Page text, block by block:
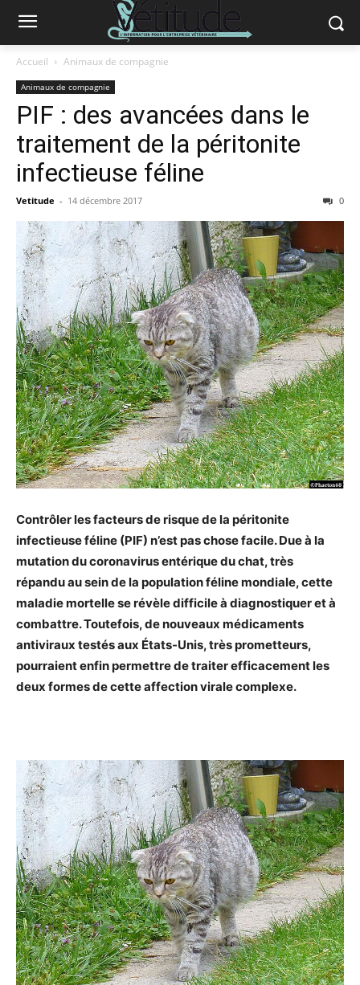
Accueil Animaux de compagnie
Animaux de compagnie
PIF : des avancées dans le
traitement de la péritonite
infectieuse féline
Vetitude - 14 décembre 2017 0
Contrôler les facteurs de risque de la péritonite
infectieuse féline (PIF) n’est pas chose facile.Due à la
mutation du coronavirus entérique du chat, très
répandu au sein de la population féline mondiale, cette
maladie mortelle se révèle difficile à diagnostiquer et à
combattre.Toutefois, de nouveaux médicaments
antiviraux testés aux États-Unis, très prometteurs,
pourraient enfin permettre de traiter efficacement les
deux formes de cette affection virale complexe.